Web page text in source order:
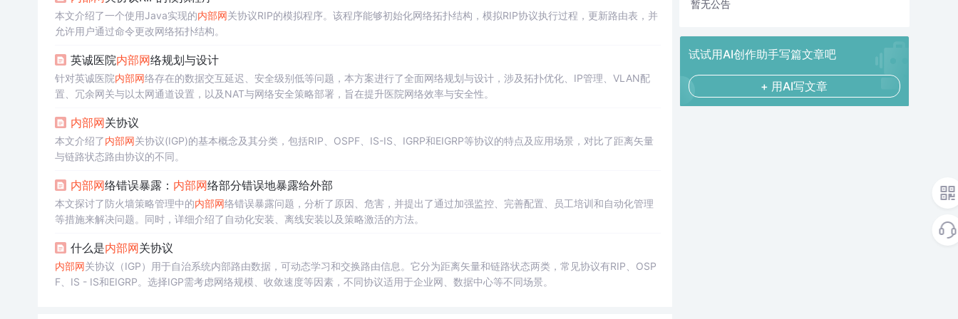
本文介绍了一个使用Java实现的内部网关协议RIP的模拟程序。该程序能够初始化网络拓扑结构，模拟RIP协议执行过程，更新路由表，并
允许用户通过命令更改网络拓扑结构。
英诚医院内部网络规划与设计
针对英诚医院内部网络存在的数据交互延迟、安全级别低等问题，本方案进行了全面网络规划与设计，涉及拓扑优化、IP管理、VLAN配
置、冗余网关与以太网通道设置，以及NAT与网络安全策略部署，旨在提升医院网络效率与安全性。
内部网关协议
本文介绍了内部网关协议(IGP)的基本概念及其分类，包括RIP、OSPF、IS-IS、IGRP和EIGRP等协议的特点及应用场景，对比了距离矢量
与链路状态路由协议的不同。
内部网络错误暴露： 内部网络部分错误地暴露给外部
本文探讨了防火墙策略管理中的内部网络错误暴露问题，分析了原因、危害，并提出了通过加强监控、完善配置、员工培训和自动化管理
等措施来解决问题。同时，详细介绍了自动化安装、离线安装以及策略激活的方法。
什么是内部网关协议
内部网关协议（IGP）用于自治系统内部路由数据，可动态学习和交换路由信息。它分为距离矢量和链路状态两类，常见协议有RIP、OSP
F、IS - IS和EIGRP。选择IGP需考虑网络规模、收敛速度等因素，不同协议适用于企业网、数据中心等不同场景。
暂无公告
试试用AI创作助手写篇文章吧
+ 用AI写文章